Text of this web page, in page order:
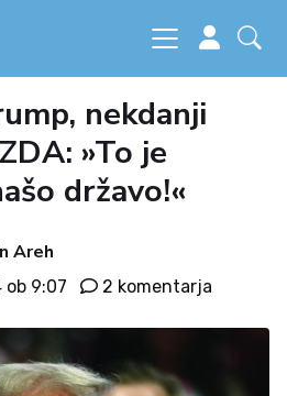
nekdanji
»To je
državo!«
Areh
ob 9:07 2 komentarja